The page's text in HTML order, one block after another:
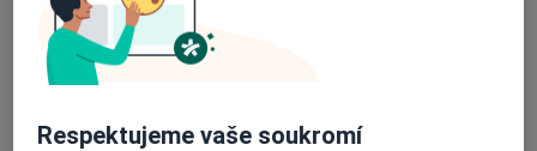
Respektujeme vaše soukromí